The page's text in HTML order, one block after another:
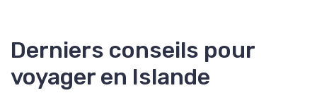
Derniers conseils pour
voyager en Islande